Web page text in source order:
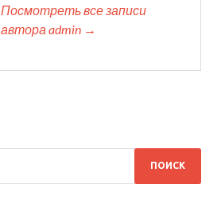
Посмотреть все записи
автора admin →